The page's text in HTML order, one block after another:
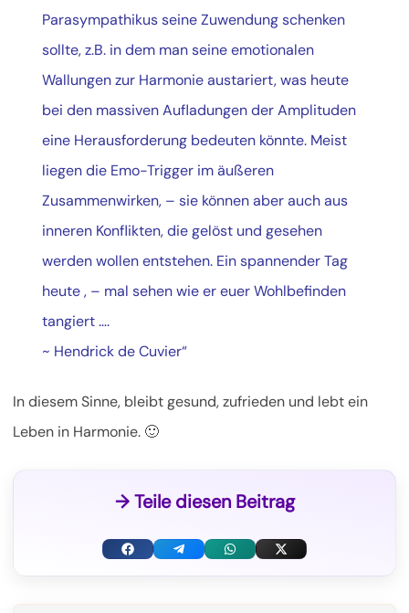
Parasympathikus seine Zuwendung schenken
sollte, z.B. in dem man seine emotionalen
Wallungen zur Harmonie austariert, was heute
bei den massiven Aufladungen der Amplituden
eine Herausforderung bedeuten könnte. Meist
liegen die Emo-Trigger im äußeren
Zusammenwirken, – sie können aber auch aus
inneren Konflikten, die gelöst und gesehen
werden wollen entstehen. Ein spannender Tag
heute , – mal sehen wie er euer Wohlbefinden
tangiert ….
~ Hendrick de Cuvier“
In diesem Sinne, bleibt gesund, zufrieden und lebt ein
Leben in Harmonie. 🙂
→ Teile diesen Beitrag
F
T
W
X